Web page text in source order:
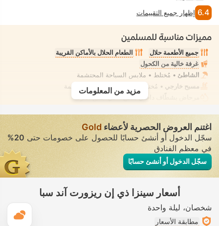
6.4 إظهار جميع التقييمات
مميزات مناسبة للمسلمين
جميع الأطعمة حلال
الطعام الحلال بالأماكن القريبة
غرفة خالية من الكحول
الشاطئ • مُختلط • ملابس السباحة المحتشمة
مسبح خارجي • مُختلط • ملابس السباحة المحتشمة
مرحاض بشطّاف داخلي مدمج
• في جميع الغرف
مزيد من المعلومات
اغتنم العروض الحصرية لأعضاء Gold
سجّل الدخول أو أنشئ حسابًا للحصول على خصومات حتى20%
في معظم الفنادق
سجّل الدخول أو أنشئ حسابًا
أسعار سينزا ذي إن ريزورت آند سبا
شخصان ليلة واحدة
مطابقة الأسعار